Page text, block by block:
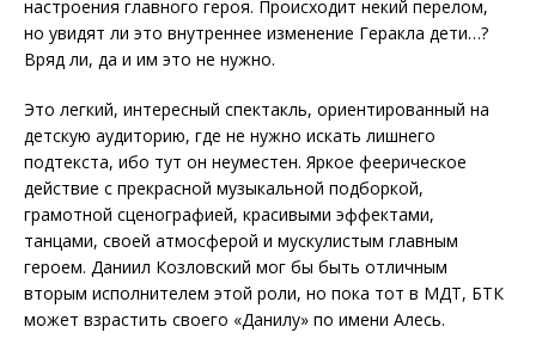
настроения главного героя. Происходит некий перелом,
но увидят ли это внутреннее изменение Геракла дети…?
Вряд ли, да и им это не нужно.
Это легкий, интересный спектакль, ориентированный на
детскую аудиторию, где не нужно искать лишнего
подтекста, ибо тут он неуместен. Яркое феерическое
действие с прекрасной музыкальной подборкой,
грамотной сценографией, красивыми эффектами,
танцами, своей атмосферой и мускулистым главным
героем. Даниил Козловский мог бы быть отличным
вторым исполнителем этой роли, но пока тот в МДТ, БТК
может взрастить своего «Данилу» по имени Алесь.